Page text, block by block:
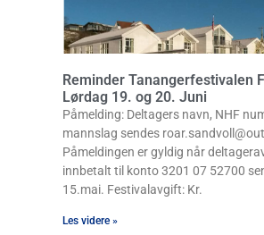
Reminder Tanangerfestivalen
Lørdag 19. og 20. Juni
Påmelding: Deltagers navn, NHF
mannslag sendes
Påmeldingen er gyldig når
innbetalt til konto 3201 07 52700
15.mai. Festivalavgift: Kr.
Les videre »